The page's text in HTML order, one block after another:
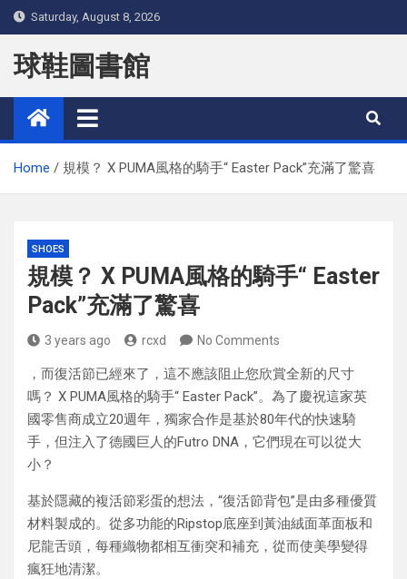
Skip
to
content
Saturday, August 8, 2026
球鞋圖書館
Home 規模？ X PUMA風格的騎手“ Easter Pack”充滿了驚喜
SHOES
規模？ X PUMA風格的騎手“ Easter
Pack”充滿了驚喜
3 years ago rcxd No Comments
，而復活節已經來了，這不應該阻止您欣賞全新的尺寸
嗎？ X PUMA風格的騎手“ Easter Pack”。為了慶祝這家英
國零售商成立20週年，獨家合作是基於80年代的快速騎
手，但注入了德國巨人的Futro DNA，它們現在可以從大
小？
基於隱藏的複活節彩蛋的想法，“復活節背包”是由多種優質
材料製成的。從多功能的Ripstop底座到黃油絨面革面板和
尼龍舌頭，每種織物都相互衝突和補充，從而使美學變得
瘋狂地清潔。